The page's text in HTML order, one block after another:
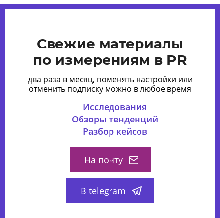
Свежие материалы
по измерениям в PR
два раза в месяц, поменять настройки или
отменить подписку можно в любое время
Исследования
Обзоры тенденций
Разбор кейсов
На почту
В telegram